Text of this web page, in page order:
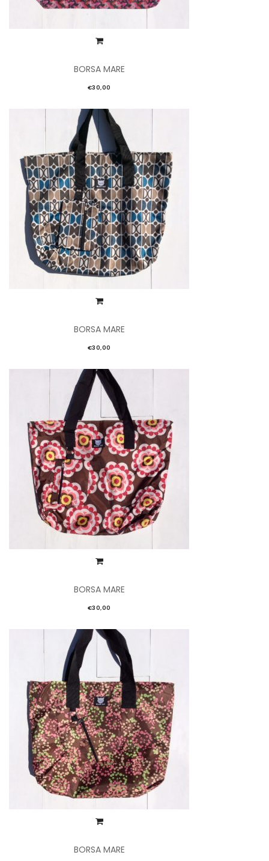
BORSA MARE
€30,00
BORSA MARE
€30,00
BORSA MARE
€30,00
BORSA MARE